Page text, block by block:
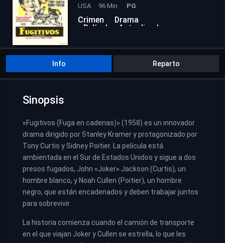
USA 96 Min. PG
Crimen
Drama
Películas Actualizadas
Info Reparto
Sinopsis
«Fugitivos (Fuga en cadenas)» (1958) es un innovador
drama dirigido por Stanley Kramer y protagonizado por
Tony Curtis y Sidney Poitier. La película está
ambientada en el Sur de Estados Unidos y sigue a dos
presos fugados, John «Joker» Jackson (Curtis), un
hombre blanco, y Noah Cullen (Poitier), un hombre
negro, que están encadenados y deben trabajar juntos
para sobrevivir.
La historia comienza cuando el camión de transporte
en el que viajan Joker y Cullen se estrella, lo que les